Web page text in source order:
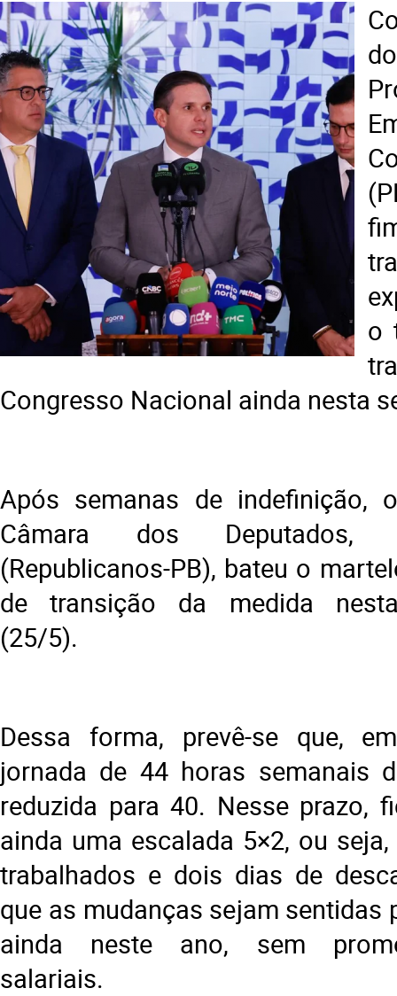
o
Congresso Nacional ainda nesta
Após semanas de indefinição,
Câmara dos Deputados,
(Republicanos-PB), bateu o
de transição da medida
(25/5).
Dessa forma, prevê-se que,
jornada de 44 horas semanais
reduzida para 40. Nesse prazo,
ainda uma escalada 5×2, ou
trabalhados e dois dias de
que as mudanças sejam sentidas
ainda neste ano, sem
salariais.